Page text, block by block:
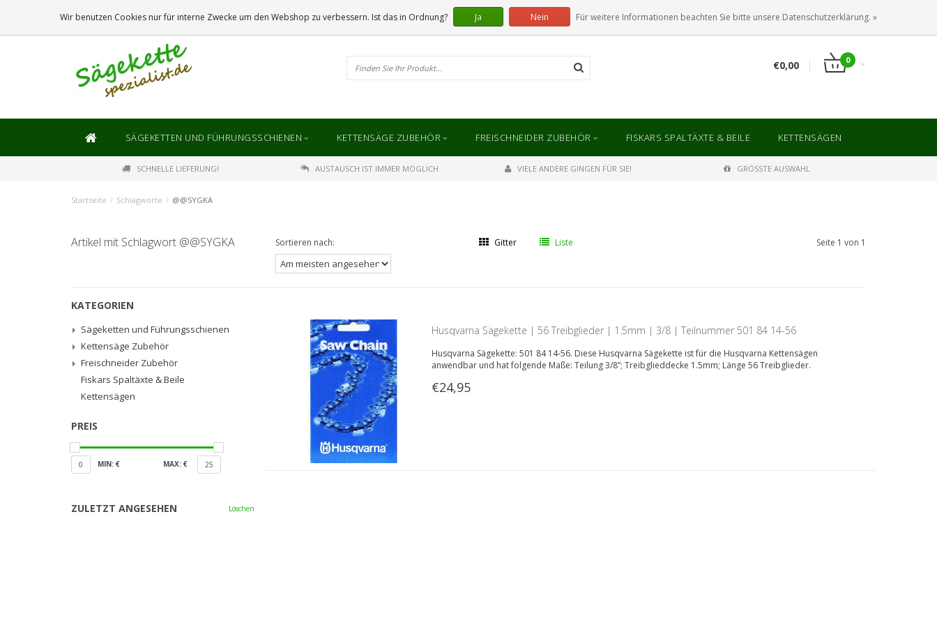
ANMELDEN KUNDENKONTO ANLEGEN
€0,00 0
SÄGEKETTEN UND FÜHRUNGSSCHIENEN KETTENSÄGE ZUBEHÖR FREISCHNEIDER ZUBEHÖR FISKARS SPALTÄXTE & BEILE KETTENSÄGEN
SCHNELLE LIEFERUNG! AUSTAUSCH IST IMMER MÖGLICH VIELE ANDERE GINGEN FÜR SIE! GRÖSSTE AUSWAHL
Startseite / Schlagworte / @@SYGKA
Artikel mit Schlagwort @@SYGKA Sortieren nach: Gitter Liste Seite 1 von 1
KATEGORIEN
Sägeketten und Führungsschienen
Kettensäge Zubehör
Freischneider Zubehör
Fiskars Spaltäxte & Beile
Kettensägen
PREIS
0 MIN: € MAX: € 25
ZULETZT ANGESEHEN Löschen
Husqvarna Sägekette | 56 Treibglieder | 1.5mm | 3/8 | Teilnummer 501 84 14-56
Husqvarna Sägekette: 501 84 14-56. Diese Husqvarna Sägekette ist für die Husqvarna Kettensägen
anwendbar und hat folgende Maße: Teilung 3/8”; Treibglieddecke 1.5mm; Länge 56 Treibglieder.
€24,95
Wir benutzen Cookies nur für interne Zwecke um den Webshop zu verbessern. Ist das in Ordnung? Ja Nein Für weitere Informationen beachten Sie bitte unsere Datenschutzerklärung. »